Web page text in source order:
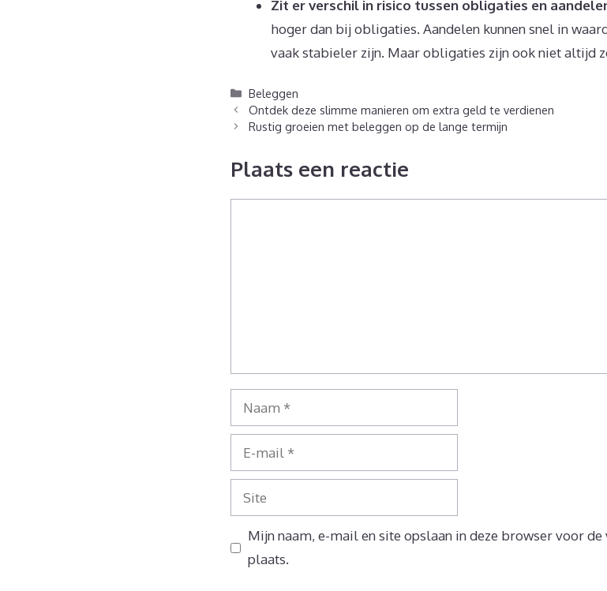
Zit er verschil in risico tussen obligaties en
hoger dan bij obligaties. Aandelen kunnen snel in
vaak stabieler zijn. Maar obligaties zijn ook niet altijd
Categorieën
Beleggen
Ontdek deze slimme manieren om extra geld te verdienen
Rustig groeien met beleggen op de lange termijn
Plaats een reactie
Naam
mail
Site
Mijn naam, e-mail en site opslaan in deze browser voor
plaats.